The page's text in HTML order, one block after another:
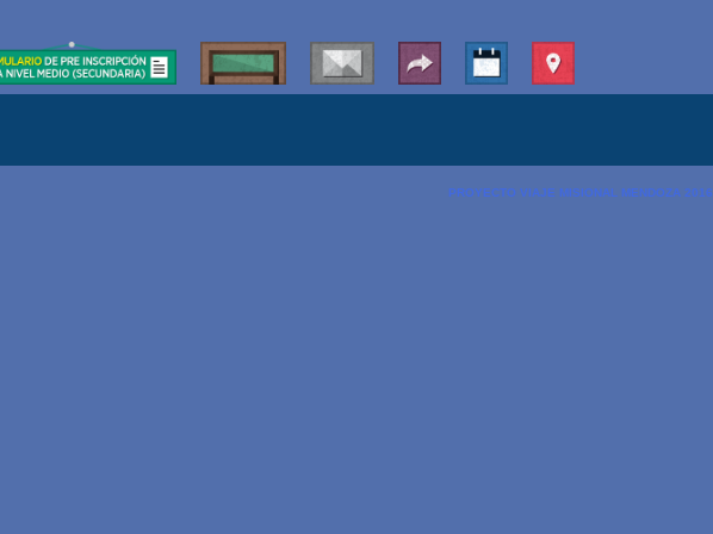
PROYECTO VIAJE MISIONAL MENDOZA 2016